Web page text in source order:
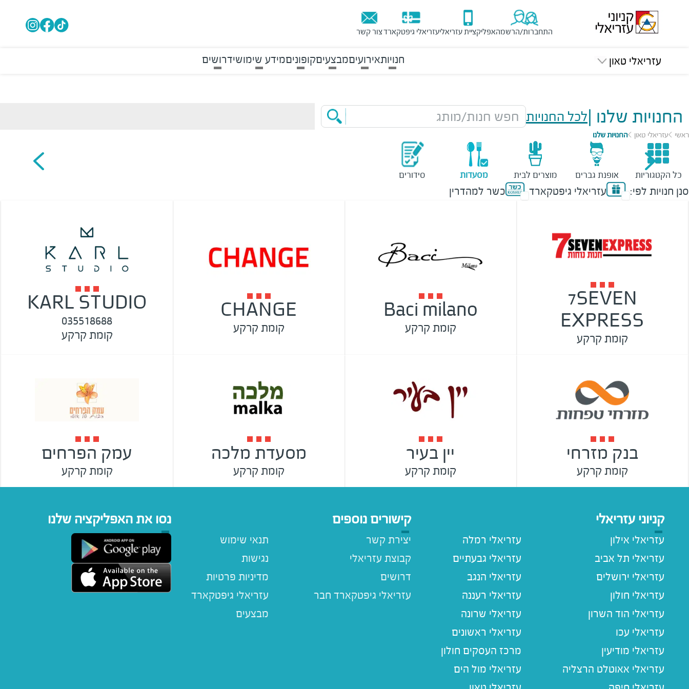
התחברות/הרשמהאפליקציית עזריאליעזריאלי גיפטקארדצור קשר
עזריאלי טאון חנויותאירועיםמבצעיםקופוניםמידע שימושידרושים
החנויות שלנו |לכל החנויות חפש חנות/מותג
ראשי עזריאלי טאון החנויות שלנו
כל הקטגוריות אופנת גברים מוצרים לבית מסעדות סידורים
סנן חנויות לפי: עזריאלי גיפטקארד כשר למהדרין
7SEVEN
EXPRESS
קומת קרקע
Baci milano
קומת קרקע
CHANGE
קומת קרקע
KARL STUDIO
035518688
קומת קרקע
בנק מזרחי
קומת קרקע
יין בעיר
קומת קרקע
מסעדת מלכה
קומת קרקע
עמק הפרחים
קומת קרקע
קניוני עזריאלי
עזריאלי אילון
עזריאלי תל אביב
עזריאלי ירושלים
עזריאלי חולון
עזריאלי הוד השרון
עזריאלי עכו
עזריאלי מודיעין
עזריאלי אאוטלט הרצליה
עזריאלי רמלה
עזריאלי גבעתיים
עזריאלי הנגב
עזריאלי רעננה
עזריאלי שרונה
עזריאלי ראשונים
מרכז העסקים חולון
עזריאלי מול הים
קישורים נוספים
תנאי שימוש
נגישות
מדיניות פרטיות
עזריאלי גיפטקארד
מבצעים
יצירת קשר
קבוצת עזריאלי
דרושים
נסו את האפליקציה שלנו